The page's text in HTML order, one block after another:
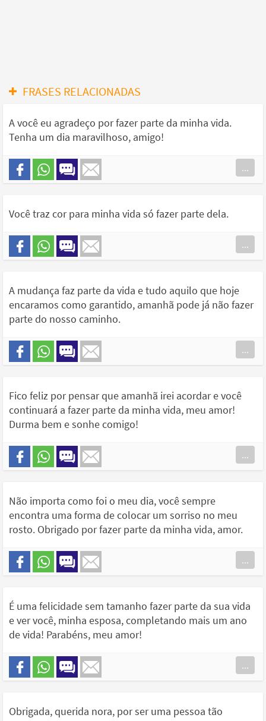
FRASES RELACIONADAS
A você eu agradeço por fazer parte da minha vida.
Tenha um dia maravilhoso, amigo!
...
Você traz cor para minha vida só fazer parte dela.
...
A mudança faz parte da vida e tudo aquilo que hoje
encaramos como garantido, amanhã pode já não fazer
parte do nosso caminho.
...
Fico feliz por pensar que amanhã irei acordar e você
continuará a fazer parte da minha vida, meu amor!
Durma bem e sonhe comigo!
...
Não importa como foi o meu dia, você sempre
encontra uma forma de colocar um sorriso no meu
rosto. Obrigado por fazer parte da minha vida, amor.
...
É uma felicidade sem tamanho fazer parte da sua vida
e ver você, minha esposa, completando mais um ano
de vida! Parabéns, meu amor!
...
Obrigada, querida nora, por ser uma pessoa tão